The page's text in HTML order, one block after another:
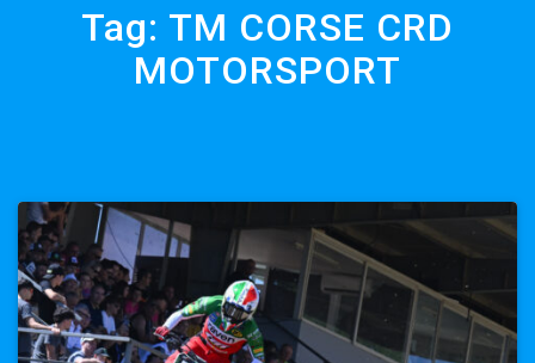
Tag: TM CORSE CRD
MOTORSPORT